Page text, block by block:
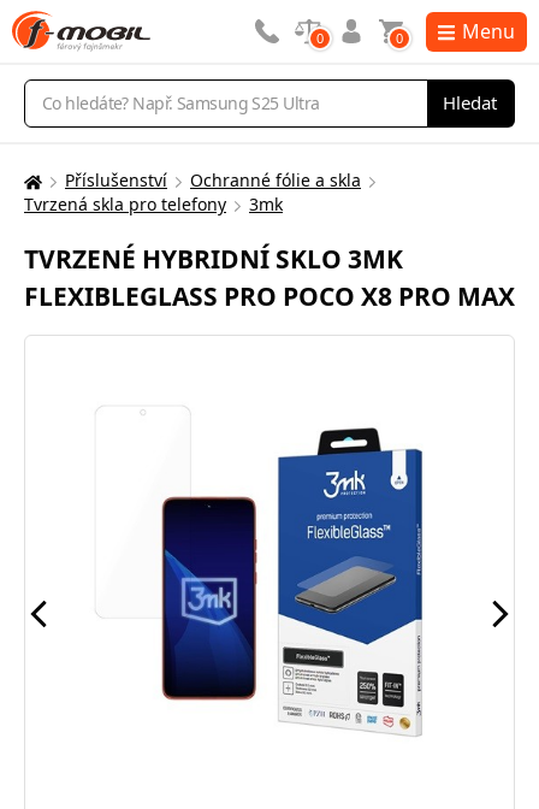
Vyhledávání
Hledat
0 0 Menu
Zde
nacházíte:
Příslušenství
Ochranné fólie a skla
Tvrzená skla pro telefony
3mk
TVRZENÉ HYBRIDNÍ SKLO 3MK
FLEXIBLEGLASS PRO POCO X8 PRO MAX